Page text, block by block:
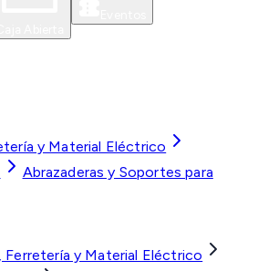
y Material Eléctrico
Abrazaderas y Soportes para
Ferretería y Material Eléctrico